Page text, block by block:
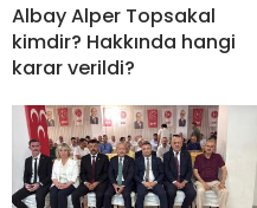
Albay Alper Topsakal
kimdir? Hakkında hangi
karar verildi?